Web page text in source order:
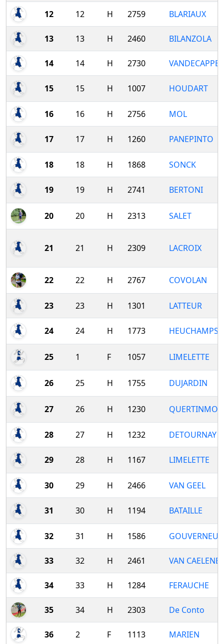
12 12 H 2759 BLARIAUX
13 13 H 2460 BILANZOLA
14 14 H 2730
15 15 H 1007 HOUDART
16 16 H 2756 MOL
17 17 H 1260 PANEPINTO
18 18 H 1868 SONCK
19 19 H 2741 BERTONI
20 20 H 2313 SALET
21 21 H 2309 LACROIX
22 22 H 2767 COVOLAN
23 23 H 1301 LATTEUR
24 24 H 1773 HEUCHAMPS
25 1 F 1057 LIMELETTE
26 25 H 1755 DUJARDIN
27 26 H 1230
28 27 H 1232 DETOURNAY
29 28 H 1167 LIMELETTE
30 29 H 2466 VAN GEEL
31 30 H 1194 BATAILLE
32 31 H 1586 GOUVERNEUR
33 32 H 2461 VAN
34 33 H 1284 FERAUCHE
35 34 H 2303 De Conto
36 2 F 1113 MARIEN